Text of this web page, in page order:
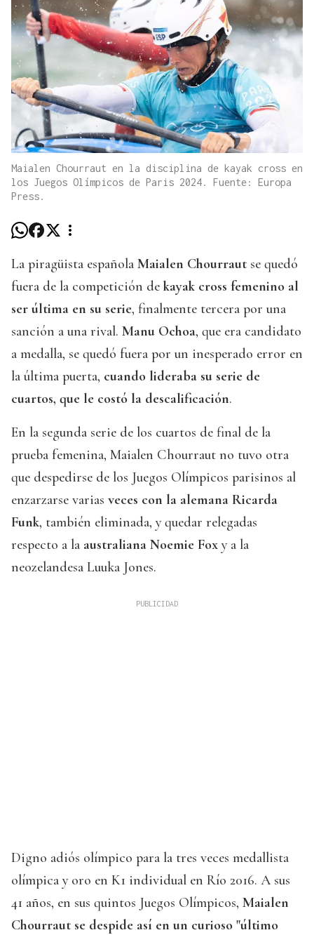
Maialen Chourraut en la disciplina de kayak cross en
los Juegos Olímpicos de Paris 2024. Fuente: Europa
Press.
La piragüista española Maialen Chourraut se quedó
fuera de la competición de kayak cross femenino al
ser última en su serie, finalmente tercera por una
sanción a una rival. Manu Ochoa, que era candidato
a medalla, se quedó fuera por un inesperado error en
la última puerta, cuando lideraba su serie de
cuartos, que le costó la descalificación.
En la segunda serie de los cuartos de final de la
prueba femenina, Maialen Chourraut no tuvo otra
que despedirse de los Juegos Olímpicos parisinos al
enzarzarse varias veces con la alemana Ricarda
Funk, también eliminada, y quedar relegadas
respecto a la australiana Noemie Fox y a la
neozelandesa Luuka Jones.
Digno adiós olímpico para la tres veces medallista
olímpica y oro en K1 individual en Río 2016. A sus
41 años, en sus quintos Juegos Olímpicos, Maialen
Chourraut se despide así en un curioso "último